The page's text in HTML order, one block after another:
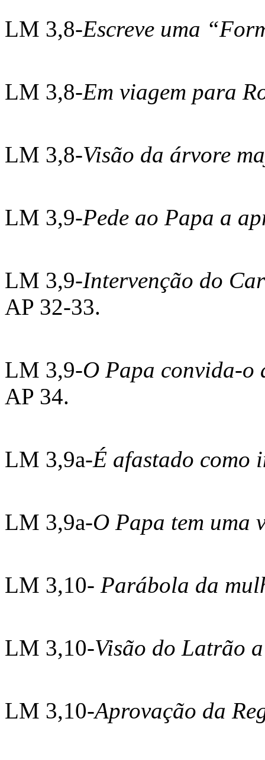
LM 3,8-Escreve uma
LM 3,8-Em viagem para
LM 3,8-Visão da árvore
LM 3,9-Pede ao Papa a
LM 3,9-Intervenção do
AP 32-33.
LM 3,9-O Papa convida-o
AP 34.
LM 3,9a-É afastado como
LM 3,9a-O Papa tem uma
LM 3,10- Parábola da
LM 3,10-Visão do Latrão
LM 3,10-Aprovação da